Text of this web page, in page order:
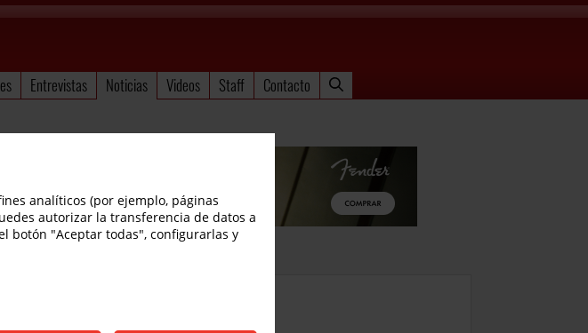
Entrevistas Noticias Videos Staff Contacto
Vibe Models
analíticos (por ejemplo, páginas
autorizar la transferencia de datos a
botón "Aceptar todas", configurarlas y